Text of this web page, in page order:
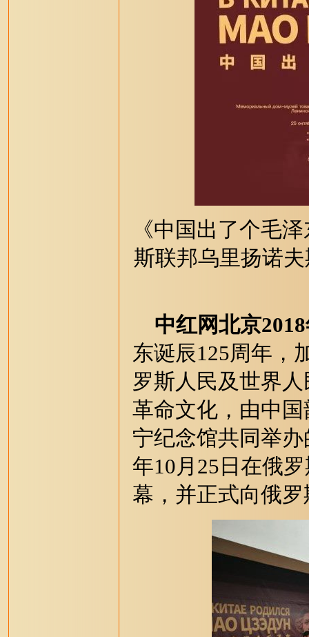
《中国出了个毛
斯联邦乌里扬诺
中红网北京
东诞辰125周年，
罗斯人民及世界
革命文化，由中
宁纪念馆共同举
年10月25日在俄
幕，并正式向俄